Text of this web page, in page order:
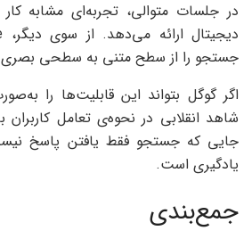
در جلسات متوالی، تجربه‌ای مشابه
جستجو را از سطح متنی به سطحی بصری و
اگر گوگل بتواند این قابلیت‌ها را
شاهد انقلابی در نحوه‌ی تعامل کاربران
جایی که جستجو فقط یافتن پاسخ
یادگیری است.
جمع‌بندی